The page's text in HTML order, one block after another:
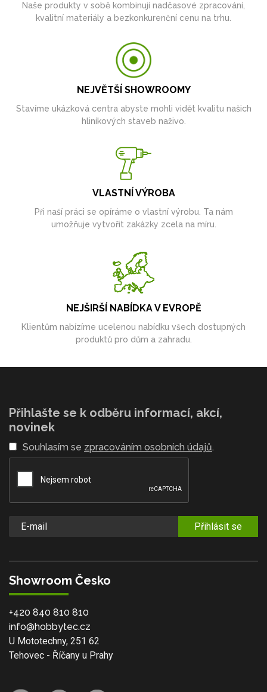
Naše produkty v sobě kombinují nadčasové zpracování,
kvalitní materiály a bezkonkurenční cenu na trhu.
NEJVĚTŠÍ SHOWROOMY
Stavíme ukázková centra abyste mohli vidět kvalitu našich
hliníkových staveb naživo.
VLASTNÍ VÝROBA
Při naší práci se opíráme o vlastní výrobu. Ta nám
umožňuje vytvořit zakázky zcela na míru.
NEJŠIRŠÍ NABÍDKA V EVROPĚ
Klientům nabízíme ucelenou nabídku všech dostupných
produktů pro dům a zahradu.
Přihlašte se k odběru informací, akcí,
novinek
Souhlasím se zpracováním osobních údajů.
Přihlásit se
Showroom Česko
+420 840 810 810
info@hobbytec.cz
U Mototechny, 251 62
Tehovec - Říčany u Prahy